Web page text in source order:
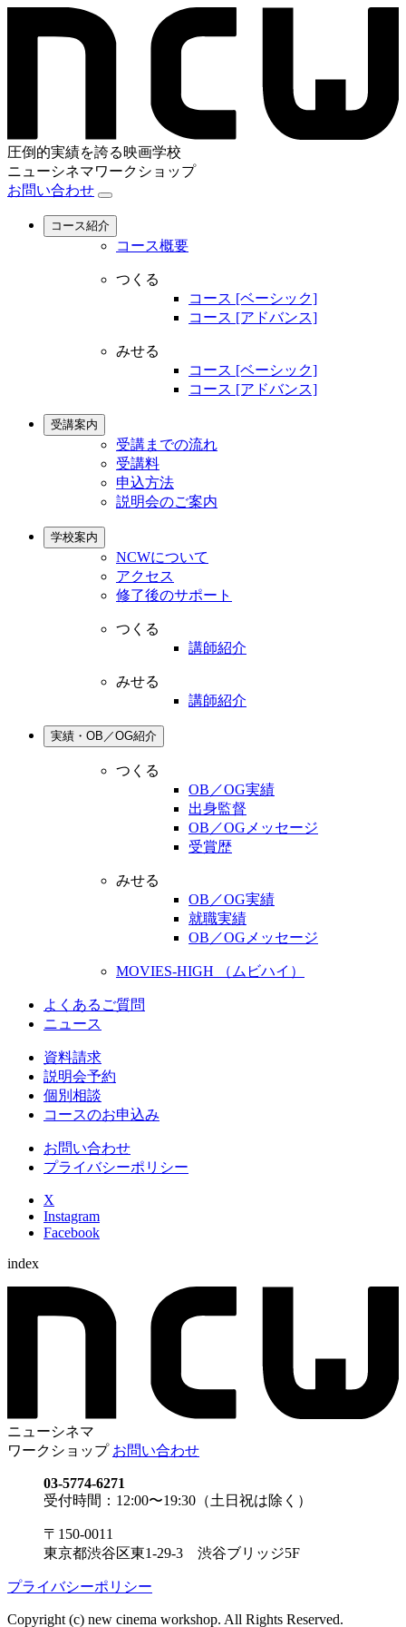
圧倒的実績を誇る映画学校
ニューシネマワークショップ
お問い合わせ
コース紹介
コース概要
つくる
コース [ベーシック]
コース [アドバンス]
みせる
コース [ベーシック]
コース [アドバンス]
受講案内
受講までの流れ
受講料
申込方法
説明会のご案内
学校案内
NCWについて
アクセス
修了後のサポート
つくる
講師紹介
みせる
講師紹介
実績・OB／OG紹介
つくる
OB／OG実績
出身監督
OB／OGメッセージ
受賞歴
みせる
OB／OG実績
就職実績
OB／OGメッセージ
MOVIES-HIGH （ムビハイ）
よくあるご質問
ニュース
資料請求
説明会予約
個別相談
コースのお申込み
お問い合わせ
プライバシーポリシー
X
Instagram
Facebook
index
ニューシネマ
ワークショップ お問い合わせ
03-5774-6271
受付時間：12:00〜19:30（土日祝は除く）
〒150-0011
東京都渋谷区東1-29-3 渋谷ブリッジ5F
プライバシーポリシー
Copyright (c) new cinema workshop. All Rights Reserved.